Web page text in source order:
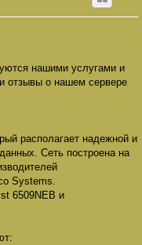
нашими услугами и
отзывы о нашем сервере
располагает надежной и
Сеть построена на
Systems.
6509NEB и